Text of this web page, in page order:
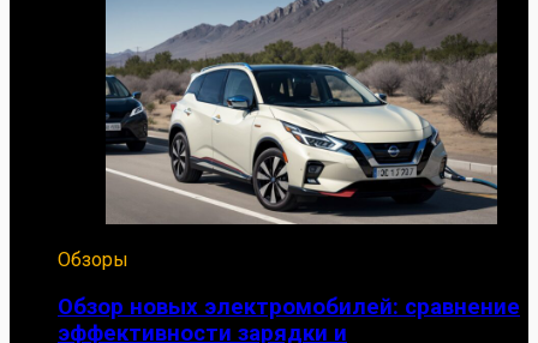
Обзоры
Обзор новых электромобилей: сравнение
эффективности зарядки и